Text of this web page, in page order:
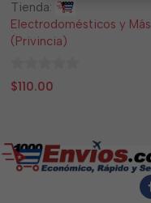
Tienda:
Electrodomésticos y Más
(Privincia)
0
$110.00